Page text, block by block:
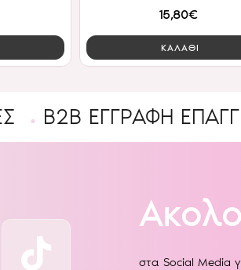
15,80€
ΚΑΛΑΘΙ
ΕΓΓΡΑΦΉ
στα Social Media